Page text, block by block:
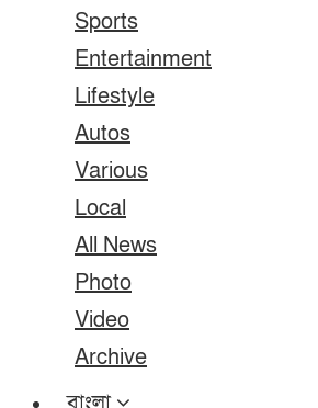
Sports
Entertainment
Lifestyle
Autos
Various
Local
All News
Photo
Video
Archive